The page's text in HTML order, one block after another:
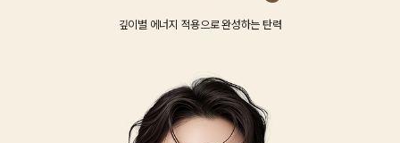
깊이별 에너지 적용으로 완성하는 탄력